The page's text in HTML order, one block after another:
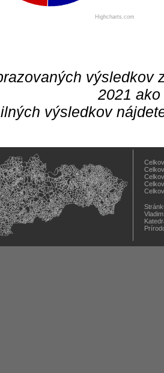
Highcharts.com
výsledkov
2021
výsledkov